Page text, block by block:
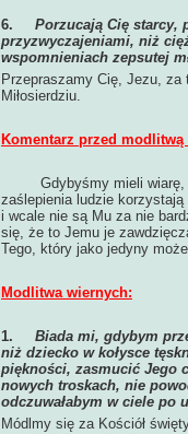
6. Porzucają Cię starcy,
przyzwyczajeniami, niż
wspomnieniach zepsutej
Przepraszamy Cię, Jezu, za
Miłosierdziu.
Komentarz przed modlitwą
Gdybyśmy mieli
zaślepienia ludzie
i wcale nie są Mu za nie
się, że to Jemu je
Tego, który jako jedyny
Modlitwa wiernych:
1. Biada mi, gdybym
niż dziecko w kołysce
piękności, zasmucić Jego
nowych troskach, nie
odczuwałabym w ciele po
Módlmy się za Kościół